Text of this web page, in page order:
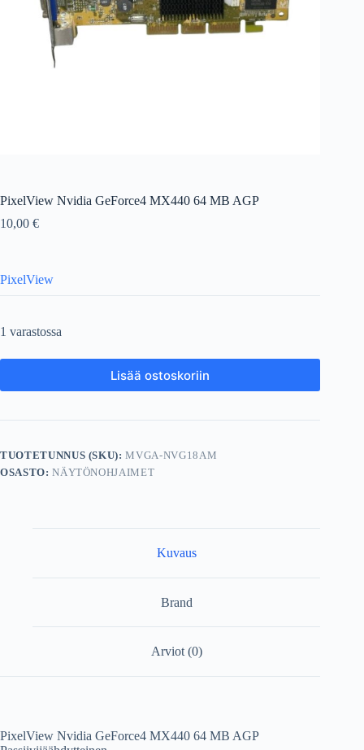
PixelView Nvidia GeForce4 MX440 64 MB AGP
10,00 €
PixelView
1 varastossa
Lisää ostoskoriin
TUOTETUNNUS (SKU):MVGA-NVG18AM
OSASTO:NÄYTÖNOHJAIMET
Kuvaus
Brand
Arviot (0)
PixelView Nvidia GeForce4 MX440 64 MB AGP